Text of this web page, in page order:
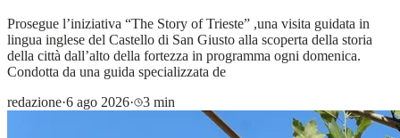
Prosegue l’iniziativa “The Story of Trieste” ,una visita guidata in
lingua inglese del Castello di San Giusto alla scoperta della storia
della città dall’alto della fortezza in programma ogni domenica.
Condotta da una guida specializzata de
redazione·6 ago 2026· 3 min